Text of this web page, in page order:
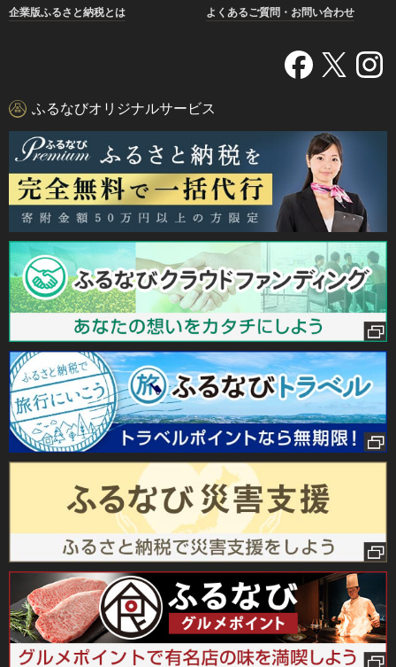
企業版ふるさと納税とは
よくあるご質問・お問い合わせ
ふるなびオリジナルサービス